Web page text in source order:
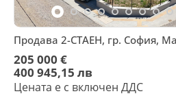
Продава 2-СТАЕН, гр. София,
205 000 €
400 945,15 лв
Цената е с включен ДДС